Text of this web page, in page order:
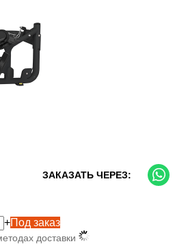
ЗАКАЗАТЬ ЧЕРЕЗ:
+Под заказ
доставки